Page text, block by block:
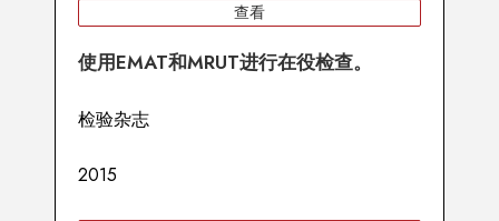
查看
使用EMAT和MRUT进行在役检查。
检验杂志
2015